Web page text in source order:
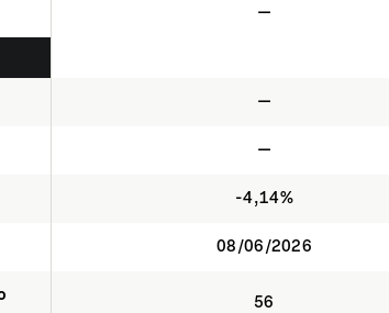
—
—
—
-4,14%
08/06/2026
56